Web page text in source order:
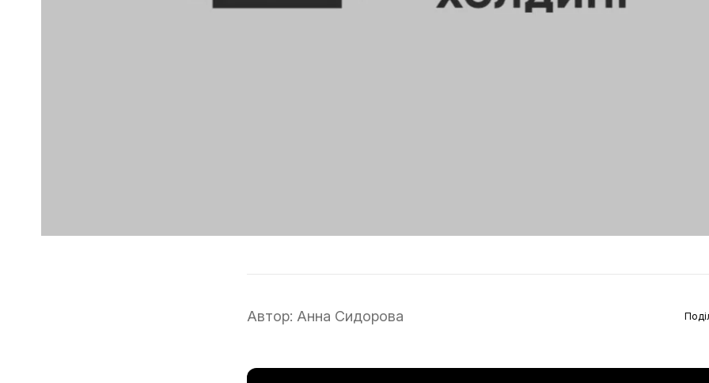
Автор: Анна Сидорова